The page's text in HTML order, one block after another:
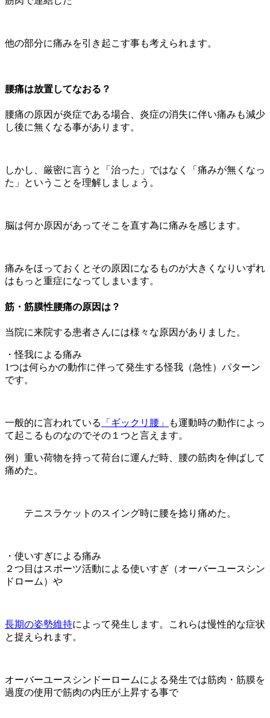
他の部分に痛みを引き起こす事も考えられます。
腰痛は放置してなおる？
腰痛の原因が炎症である場合、炎症の消失に伴い痛みも減少
し後に無くなる事があります。
しかし、厳密に言うと「治った」ではなく「痛みが無くなっ
た」ということを理解しましょう。
脳は何か原因があってそこを直す為に痛みを感じます。
痛みをほっておくとその原因になるものが大きくなりいずれ
はもっと重症になってしまいます。
筋・筋膜性腰痛の原因は？
当院に来院する患者さんには様々な原因がありました。
・怪我による痛み
1つは何らかの動作に伴って発生する怪我（急性）パターン
です。
一般的に言われている 「ギックリ腰」
も運動時の動作によっ
て起こるものなのでその１つと言えます。
例）重い荷物を持って荷台に運んだ時、腰の筋肉を伸ばして
痛めた。
テニスラケットのスイング時に腰を捻り痛めた。
・使いすぎによる痛み
２つ目はスポーツ活動による使いすぎ（オーバーユースシン
ドローム）や
長期の姿勢維持によって発生します。これらは慢性的な症状
と捉えられます。
オーバーユースシンドーロームによる発生では筋肉・筋膜を
過度の使用で筋肉の内圧が上昇する事で